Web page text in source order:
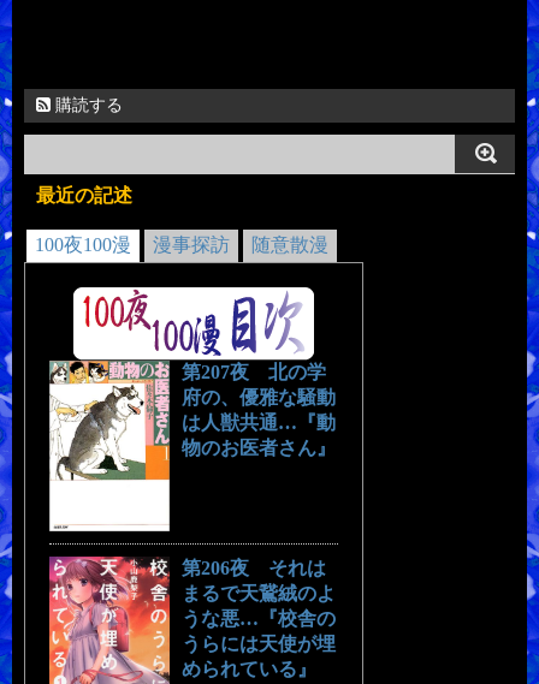
購読する
最近の記述
100夜100漫 漫事探訪 随意散漫
第207夜 北の学
府の、優雅な騒動
は人獣共通…『動
物のお医者さん』
第206夜 それは
まるで天鵞絨のよ
うな悪…『校舎の
うらには天使が埋
められている』